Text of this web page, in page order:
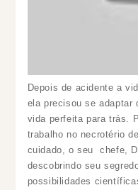
Depois de acidente a
ela precisou se adaptar
vida perfeita para trás.
trabalho no necrotério
cuidado, o seu chefe,
descobrindo seu
possibilidades